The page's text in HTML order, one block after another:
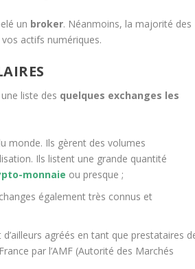
un broker. Néanmoins, la majorité des
actifs numériques.
liste des quelques exchanges les
monde. Ils gèrent des volumes
Ils listent une grande quantité
monnaie ou presque ;
également très connus et
agréés en tant que prestataires
par l’AMF (Autorité des Marchés